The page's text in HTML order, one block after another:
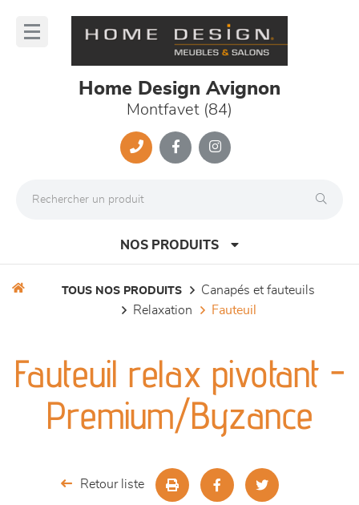
Home Design Avignon
Montfavet (84)
NOS PRODUITS
séjours
meubles de complément
TOUS NOS PRODUITS
canapés et fauteuils
relaxation
fauteuil
Fauteuil relax pivotant -
Premium/Byzance
Retour liste